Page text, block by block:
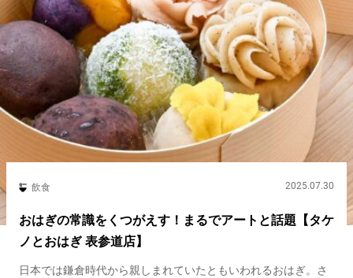
飲食 2025.07.30
おはぎの常識をくつがえす！まるでアートと話題【タケ
ノとおはぎ 表参道店】
日本では鎌倉時代から親しまれていたともいわれるおはぎ。さ